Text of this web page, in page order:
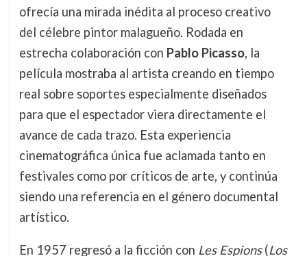
ofrecía una mirada inédita al proceso creativo
del célebre pintor malagueño. Rodada en
estrecha colaboración con Pablo Picasso, la
película mostraba al artista creando en tiempo
real sobre soportes especialmente diseñados
para que el espectador viera directamente el
avance de cada trazo. Esta experiencia
cinematográfica única fue aclamada tanto en
festivales como por críticos de arte, y continúa
siendo una referencia en el género documental
artístico.
En 1957 regresó a la ficción con Les Espions(Los